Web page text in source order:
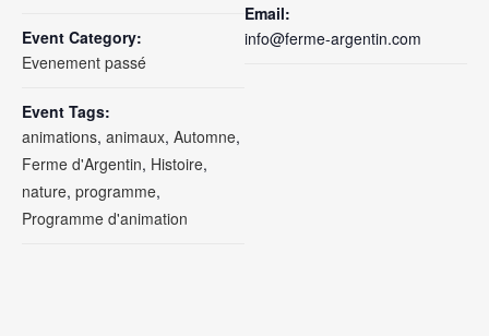
Event Category:
Evenement passé
Event Tags:
animations, animaux, Automne,
Ferme d'Argentin, Histoire,
nature, programme,
Programme d'animation
Email:
info@ferme-argentin.com